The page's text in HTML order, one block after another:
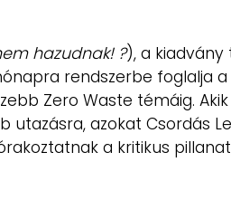
hazudnak! ?), a kiadvány
rendszerbe foglalja
Zero Waste témáig.
utazásra, azokat Csordás
a kritikus